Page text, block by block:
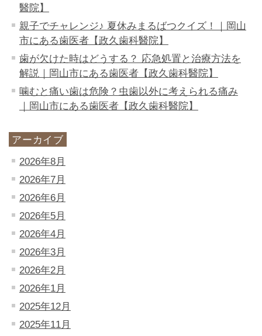
醫院】
親子でチャレンジ♪ 夏休みまるばつクイズ！｜岡山
市にある歯医者【政久歯科醫院】
歯が欠けた時はどうする？ 応急処置と治療方法を
解説｜岡山市にある歯医者【政久歯科醫院】
噛むと痛い歯は危険？虫歯以外に考えられる痛み
｜岡山市にある歯医者【政久歯科醫院】
アーカイブ
2026年8月
2026年7月
2026年6月
2026年5月
2026年4月
2026年3月
2026年2月
2026年1月
2025年12月
2025年11月